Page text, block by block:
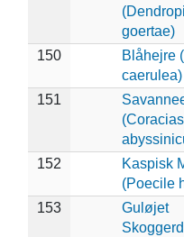
goertae)
150
Blåhejre
caerulea)
151
(Coracias
152
Kaspisk
(Poecile
153
Guløjet